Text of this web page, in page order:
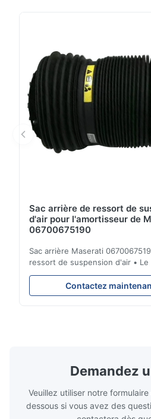
la valve A2213201604 de
1643201204 de kits ...
Sac arrière de ressort de
d'air pour l'amortisseur de
06700675190
Sac arrière Maserati
ressort de suspension d'air •
est 100% compatible avec la
originale. Produit : Ressort
airbag No. d'OEM :
Contactez
Demandez
Veuillez utiliser notre
dessous si vous avez des